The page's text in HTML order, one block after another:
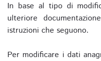
In base al tipo di
ulteriore
istruzioni che seguono.
Per modificare i dati